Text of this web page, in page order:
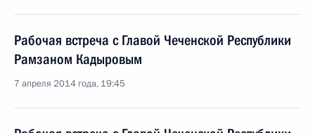
Рабочая встреча с Главой Чеченской Республики
Рамзаном Кадыровым
7 апреля 2014 года, 19:45